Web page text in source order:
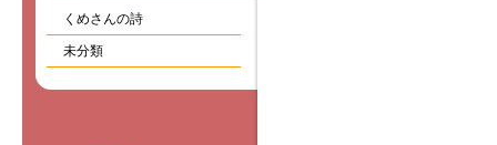
くめさんの詩
未分類